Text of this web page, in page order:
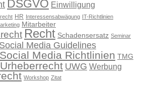
DSGVO Einwilligung
HR Interessensabwägung IT-Richtlinien
Mitarbeiter
Recht Schadensersatz Seminar
Social Media Guidelines
Social Media Richtlinien TMG
Urheberrecht UWG Werbung
Workshop Zitat